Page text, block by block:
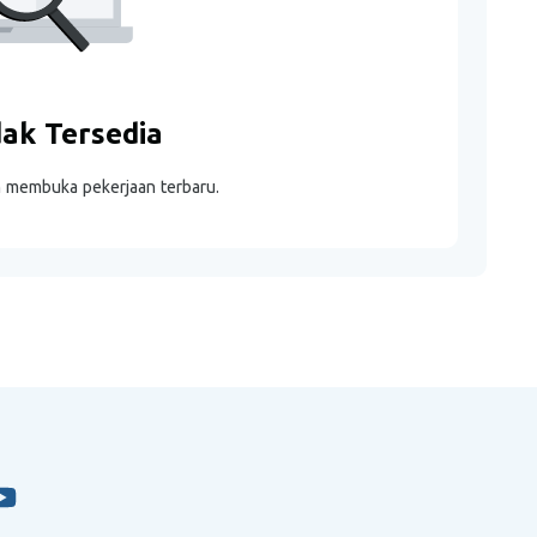
Tersedia
pekerjaan terbaru.